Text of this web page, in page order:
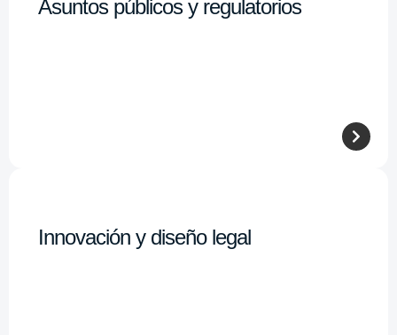
Asuntos públicos y regulatorios
Innovación y diseño legal